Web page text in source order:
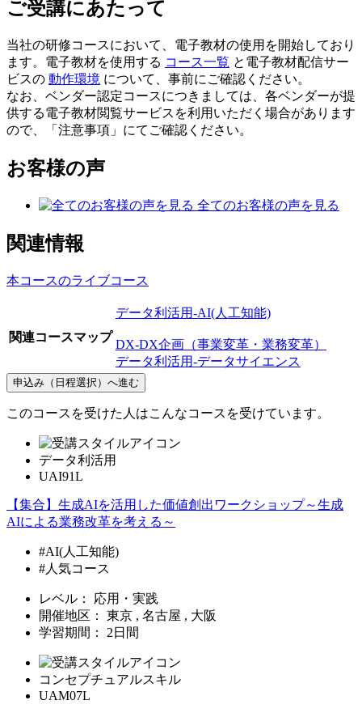
ご受講にあたって
当社の研修コースにおいて、電子教材の使用を開始しており
ます。電子教材を使用する コース一覧 と電子教材配信サー
ビスの 動作環境 について、事前にご確認ください。
なお、ベンダー認定コースにつきましては、各ベンダーが提
供する電子教材閲覧サービスを利用いただく場合があります
ので、「注意事項」にてご確認ください。
お客様の声
全てのお客様の声を見る
関連情報
本コースのライブコース
関連コースマップ
データ利活用-AI(人工知能)
DX-DX企画（事業変革・業務変革）
データ利活用-データサイエンス
申込み（日程選択）へ進む
このコースを受けた人はこんなコースを受けています。
データ利活用
UAI91L
【集合】生成AIを活用した価値創出ワークショップ～生成
AIによる業務改革を考える～
#AI(人工知能)
#人気コース
レベル：
応用・実践
開催地区：
東京 , 名古屋 , 大阪
学習期間：
2日間
コンセプチュアルスキル
UAM07L